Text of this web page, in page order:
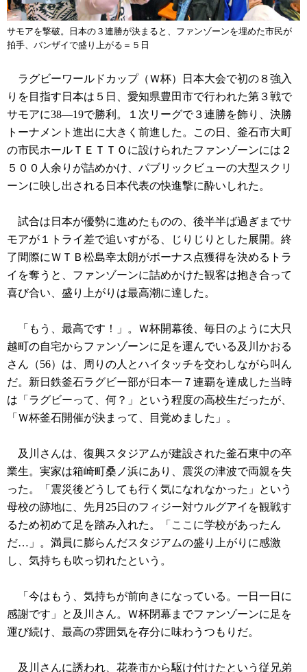
サモアを撃破。日本の３連勝が決まると、ファンゾーンを埋めた市民が
拍手、バンザイで盛り上がる＝５日
ラグビーワールドカップ（Ｗ杯）日本大会で初の８強入
りを目指す日本は５日、愛知県豊田市で行われた第３戦で
サモアに38―19で勝利。１次リーグで３連勝を飾り、決勝
トーナメント進出に大きく前進した。この日、釜石市大町
の市民ホールＴＥＴＴＯに設けられたファンゾーンには２
５００人余りが詰めかけ、パブリックビューの大型スクリ
ーンに映し出される日本代表の快進撃に酔いしれた。
試合は日本が優勢に進めたものの、後半半ば過ぎまでサ
モアが１トライ差で追いすがる、じりじりとした展開。終
了間際にＷＴＢ松島幸太朗がボーナス点獲得を決めるトラ
イを奪うと、ファンゾーンに詰めかけた観客は抱き合って
喜び合い、盛り上がりは最高潮に達した。
「もう、最高です！」。Ｗ杯開幕後、毎日のように大只
越町の自宅からファンゾーンに足を運んでいる及川かおる
さん（56）は、周りの人とハイタッチを交わしながら叫ん
だ。新日鉄釜石ラグビー部が日本一７連覇を達成した当時
は「ラグビーって、何？」という程度の高校生だったが、
「Ｗ杯釜石開催が決まって、目覚めました」。
及川さんは、復興スタジアムが建設された釜石東中の卒
業生。実家は箱崎町桑ノ浜にあり、震災の津波で両親を失
った。「震災後どうしても行く気になれなかった」という
母校の跡地に、先月25日のフィジー対ウルグアイを観戦す
るため初めて足を踏み入れた。「ここに学校があったん
だ…」。満員に膨らんだスタジアムの盛り上がりに感激
し、気持ちも吹っ切れたという。
「今はもう、気持ちが前向きになっている。一日一日に
感謝です」と及川さん。Ｗ杯閉幕までファンゾーンに足を
運び続け、最高の雰囲気を存分に味わうつもりだ。
及川さんに誘われ、花巻市から駆け付けたという従兄弟